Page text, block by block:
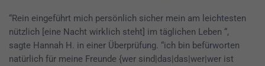
“Rein eingeführt mich persönlich sicher mein am leichtesten
nützlich [eine Nacht wirklich steht] im täglichen Leben “,
sagte Hannah H. in einer Überprüfung. “ich bin befürworten
natürlich für meine Freunde {wer sind|das|das|wer|wer ist